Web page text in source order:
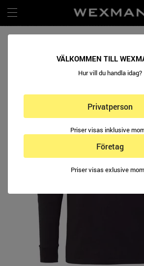
VÄLKOMMEN TILL
Hur vill du handla idag?
Privatperson
Priser visas inklusive
Företag
Priser visas exlusive